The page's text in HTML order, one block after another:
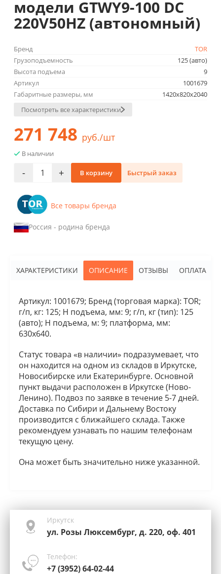
модели GTWY9-100 DC
220V50HZ (автономный)
Бренд
TOR
Грузоподъемность
125 (авто)
Высота подъема
9
Артикул
1001679
Габаритные размеры, мм
1420х820х2040
Посмотреть все характеристики
271 748 руб./шт
В наличии
- + В корзину Быстрый заказ
Все товары бренда
Россия - родина бренда
ХАРАКТЕРИСТИКИ ОПИСАНИЕ ОТЗЫВЫ ОПЛАТА
Артикул: 1001679; Бренд (торговая марка): TOR;
г/п, кг: 125; Н подъема, мм: 9; г/п, кг (тип): 125
(авто); Н подъема, м: 9; платформа, мм:
630х640.
Статус товара «в наличии» подразумевает, что
он находится на одном из складов в Иркутске,
Новосибирске или Екатеринбурге. Основной
пункт выдачи расположен в Иркутске (Ново-
Ленино). Подвоз по заявке в течение 5-7 дней.
Доставка по Сибири и Дальнему Востоку
производится с ближайшего склада. Также
рекомендуем узнавать по нашим телефонам
текущую цену.
Она может быть значительно ниже указанной.
Иркутск
ул. Розы Люксембург, д. 220, оф. 401
Телефон:
+7 (3952) 64-02-44